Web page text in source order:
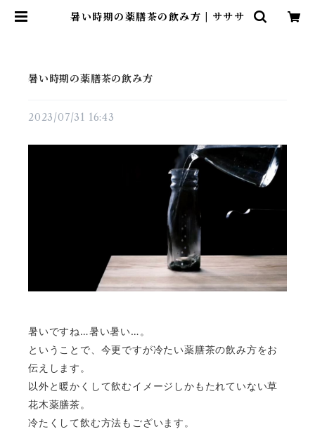
暑い時期の薬膳茶の飲み方 | サササ
暑い時期の薬膳茶の飲み方
2023/07/31 16:43
暑いですね…暑い暑い…。
ということで、今更ですが冷たい薬膳茶の飲み方をお
伝えします。
以外と暖かくして飲むイメージしかもたれていない草
花木薬膳茶。
冷たくして飲む方法もございます。